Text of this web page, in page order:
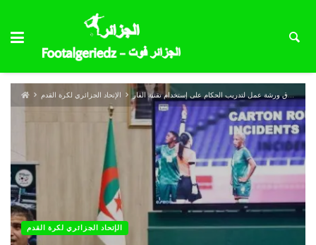
الإتحاد الجزائري لكرة القدم إنطلاق ورشة عمل لتدريب الحكام على إستخدام تقنية الفار
الإتحاد الجزائري لكرة القدم